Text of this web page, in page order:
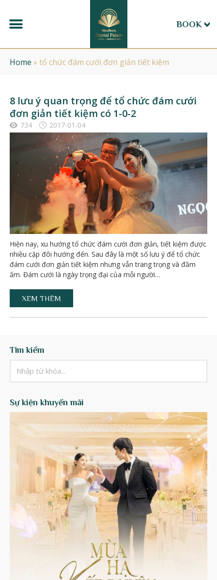
BOOK
Home » tổ chức đám cưới đơn giản tiết kiệm
8 lưu ý quan trọng để tổ chức đám cưới
đơn giản tiết kiệm có 1-0-2
734 2017-01-04
Hiện nay, xu hướng tổ chức đám cưới đơn giản, tiết kiệm được
nhiều cặp đôi hướng đến. Sau đây là một số lưu ý để tổ chức
đám cưới đơn giản tiết kiệm nhưng vẫn trang trọng và đầm
ấm. Đám cưới là ngày trọng đại của mỗi người…
XEM THÊM
Tìm kiếm
Sự kiện khuyến mãi